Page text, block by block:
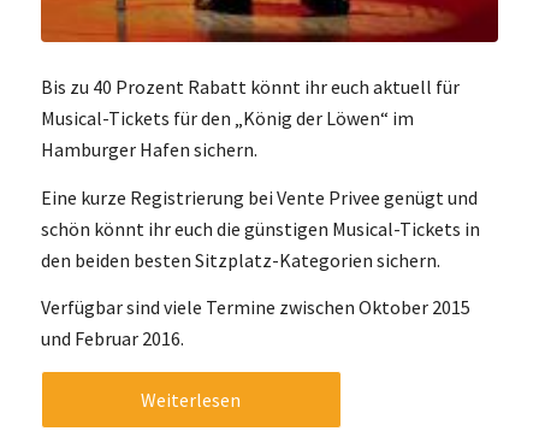
Bis zu 40 Prozent Rabatt könnt ihr euch aktuell für
Musical-Tickets für den „König der Löwen“ im
Hamburger Hafen sichern.
Eine kurze Registrierung bei Vente Privee genügt und
schön könnt ihr euch die günstigen Musical-Tickets in
den beiden besten Sitzplatz-Kategorien sichern.
Verfügbar sind viele Termine zwischen Oktober 2015
und Februar 2016.
Weiterlesen